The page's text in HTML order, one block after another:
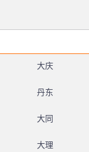
大庆
丹东
大同
大理